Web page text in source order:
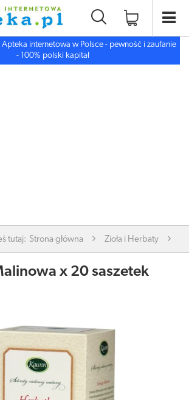
Apteka internetowa w Polsce - pewność i zaufanie
- 100% polski kapitał
tutaj: Strona główna Zioła i Herbaty
x 20 saszetek